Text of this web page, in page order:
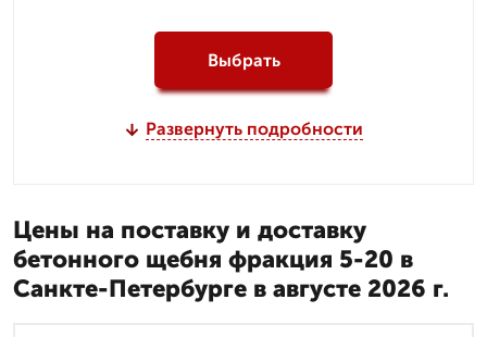
Выбрать
Развернуть подробности
Цены на поставку и доставку
бетонного щебня фракция 5-20 в
Санкте-Петербурге в августе 2026 г.